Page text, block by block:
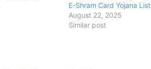
E-Shram Card Yojana List
August 22, 2025
Similar post